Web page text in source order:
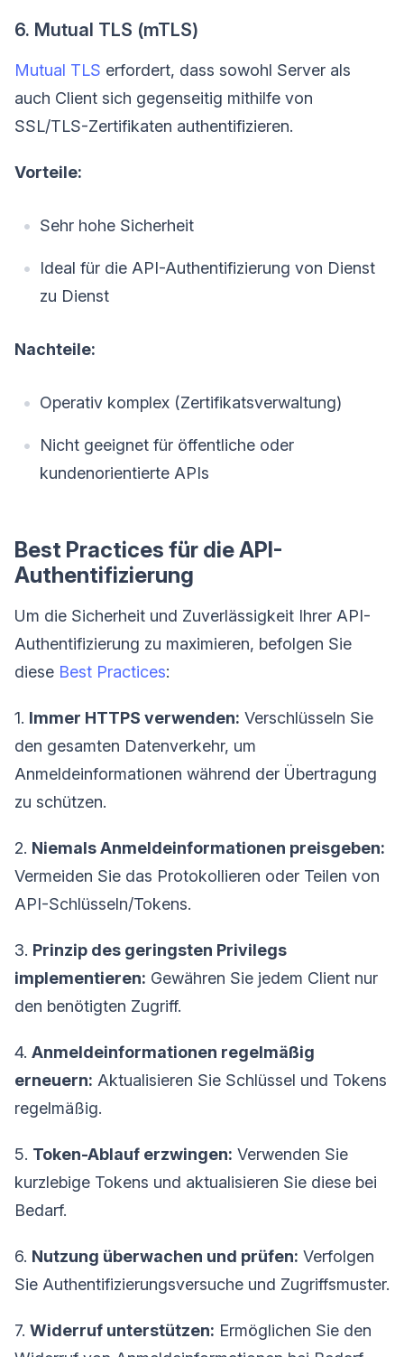
6. Mutual TLS (mTLS)
Mutual TLS erfordert, dass sowohl Server als
auch Client sich gegenseitig mithilfe von
SSL/TLS-Zertifikaten authentifizieren.
Vorteile:
Sehr hohe Sicherheit
Ideal für die API-Authentifizierung von Dienst
zu Dienst
Nachteile:
Operativ komplex (Zertifikatsverwaltung)
Nicht geeignet für öffentliche oder
kundenorientierte APIs
Best Practices für die API-
Authentifizierung
Um die Sicherheit und Zuverlässigkeit Ihrer API-
Authentifizierung zu maximieren, befolgen Sie
diese Best Practices:
1. Immer HTTPS verwenden: Verschlüsseln Sie
den gesamten Datenverkehr, um
Anmeldeinformationen während der Übertragung
zu schützen.
2. Niemals Anmeldeinformationen preisgeben:
Vermeiden Sie das Protokollieren oder Teilen von
API-Schlüsseln/Tokens.
3. Prinzip des geringsten Privilegs
implementieren: Gewähren Sie jedem Client nur
den benötigten Zugriff.
4. Anmeldeinformationen regelmäßig
erneuern: Aktualisieren Sie Schlüssel und Tokens
regelmäßig.
5. Token-Ablauf erzwingen: Verwenden Sie
kurzlebige Tokens und aktualisieren Sie diese bei
Bedarf.
6. Nutzung überwachen und prüfen: Verfolgen
Sie Authentifizierungsversuche und Zugriffsmuster.
7. Widerruf unterstützen: Ermöglichen Sie den